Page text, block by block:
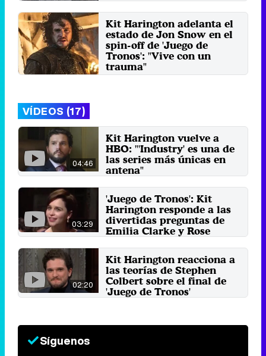
Kit Harington adelanta el
estado de Jon Snow en el
spin-off de 'Juego de
Tronos': "Vive con un
trauma"
Lunes 12 Diciembre 2022 11:28
VÍDEOS (17)
04:46
Kit Harington vuelve a
HBO: "'Industry' es una de
las series más únicas en
antena"
03:29
'Juego de Tronos': Kit
Harington responde a las
divertidas preguntas de
Emilia Clarke y Rose
7 de abril 2019
02:20
Kit Harington reacciona a
las teorías de Stephen
Colbert sobre el final de
'Juego de Tronos'
Síguenos